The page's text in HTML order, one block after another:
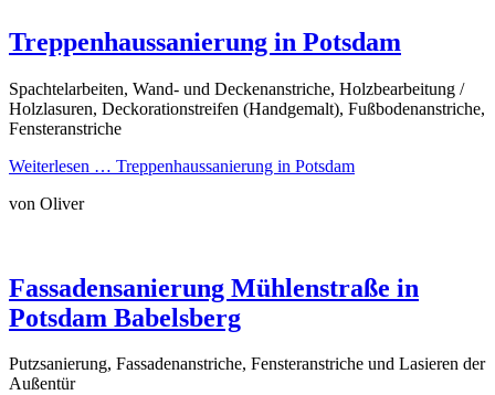
Treppenhaussanierung in Potsdam
Spachtelarbeiten, Wand- und Deckenanstriche, Holzbearbeitung /
Holzlasuren, Deckorationstreifen (Handgemalt), Fußbodenanstriche,
Fensteranstriche
Weiterlesen … Treppenhaussanierung in Potsdam
von Oliver
Fassadensanierung Mühlenstraße in
Potsdam Babelsberg
Putzsanierung, Fassadenanstriche, Fensteranstriche und Lasieren der
Außentür